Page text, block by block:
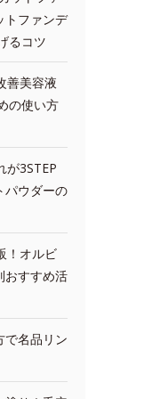
トファンデ
るコツ
善美容液
の使い方
が3STEP
パウダーの
！オルビ
おすすめ活
で名品リン